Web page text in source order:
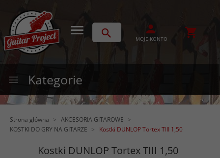
MOJE KONTO
Kategorie
Strona główna
AKCESORIA GITAROWE
KOSTKI DO GRY NA GITARZE
Kostki DUNLOP Tortex TIII 1,50
Kostki DUNLOP Tortex TIII 1,50